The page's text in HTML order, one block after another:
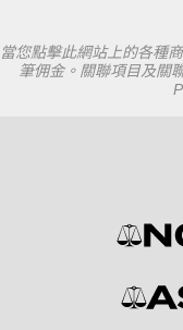
當您點擊此網站上的各種
筆佣金。關聯項目及關